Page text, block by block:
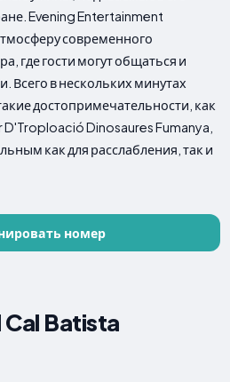
Evening Entertainment
современного
где гости могут общаться и
Всего в нескольких минутах
достопримечательности, как
Dinosaures Fumanya,
как для расслабления, так и
номер
Batista